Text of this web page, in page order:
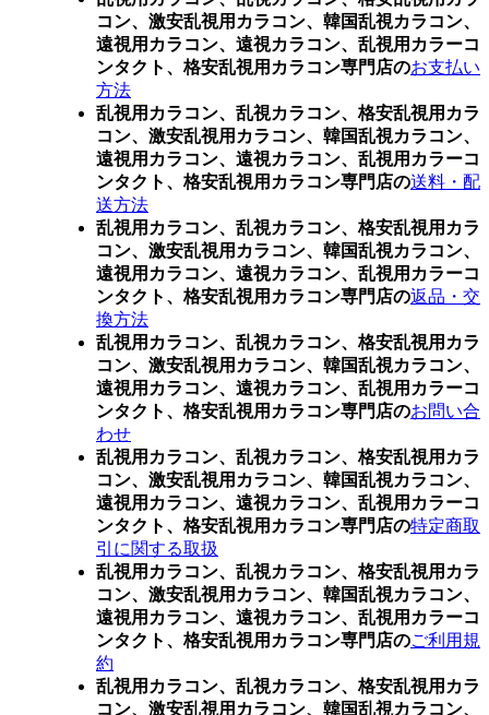
コン、激安乱視用カラコン、韓国乱視カラコン、
遠視用カラコン、遠視カラコン、乱視用カラーコ
ンタクト、格安乱視用カラコン専門店のお支払い
方法
乱視用カラコン、乱視カラコン、格安乱視用カラ
コン、激安乱視用カラコン、韓国乱視カラコン、
遠視用カラコン、遠視カラコン、乱視用カラーコ
ンタクト、格安乱視用カラコン専門店の送料・配
送方法
乱視用カラコン、乱視カラコン、格安乱視用カラ
コン、激安乱視用カラコン、韓国乱視カラコン、
遠視用カラコン、遠視カラコン、乱視用カラーコ
ンタクト、格安乱視用カラコン専門店の返品・交
換方法
乱視用カラコン、乱視カラコン、格安乱視用カラ
コン、激安乱視用カラコン、韓国乱視カラコン、
遠視用カラコン、遠視カラコン、乱視用カラーコ
ンタクト、格安乱視用カラコン専門店のお問い合
わせ
乱視用カラコン、乱視カラコン、格安乱視用カラ
コン、激安乱視用カラコン、韓国乱視カラコン、
遠視用カラコン、遠視カラコン、乱視用カラーコ
ンタクト、格安乱視用カラコン専門店の特定商取
引に関する取扱
乱視用カラコン、乱視カラコン、格安乱視用カラ
コン、激安乱視用カラコン、韓国乱視カラコン、
遠視用カラコン、遠視カラコン、乱視用カラーコ
ンタクト、格安乱視用カラコン専門店のご利用規
約
乱視用カラコン、乱視カラコン、格安乱視用カラ
コン、激安乱視用カラコン、韓国乱視カラコン、